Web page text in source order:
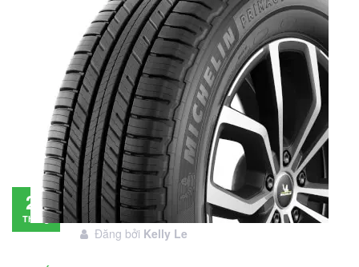
28
Tháng
Đánh giá lốp Michelin Primacy SUV: Đáng
đầu tư không?
Đăng bởi Kelly Le